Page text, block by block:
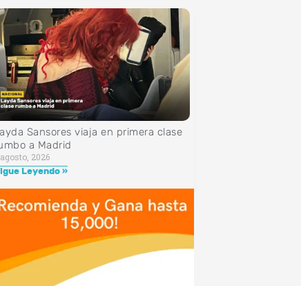
Sansores viaja en primera clase
a Madrid
2026
Leyendo »